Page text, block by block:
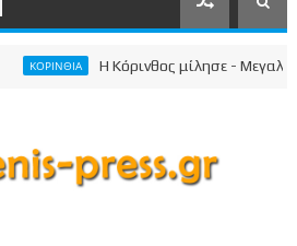
ΚΟΡΙΝΘΙΑ Η Κόρινθος μίλησε -